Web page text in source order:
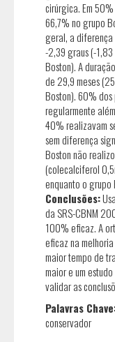
cirúrgica. Em
66,7% no grupo
geral, a
-2,39 graus (-
Boston). A
de 29,9 meses
Boston). 60%
regularmente
40% realizavam
sem diferença
Boston não
(colecalciferol
enquanto o grupo
Conclusões:
da SRS-CBNM
100% eficaz. A
eficaz na
maior tempo de
maior e um
validar as
Palavras
conservador